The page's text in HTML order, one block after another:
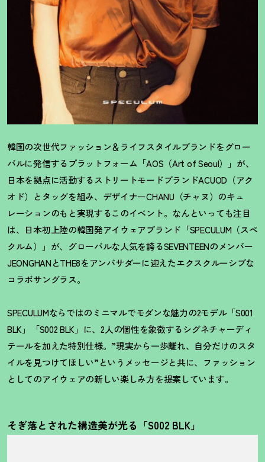
韓国の次世代ファッション＆ライフスタイルブランドをグロー
バルに発信するプラットフォーム「AOS（Art of Seoul）」が、
日本を拠点に活動するストリートモードブランドACUOD（アク
オド）とタッグを組み、デザイナーCHANU（チャヌ）のキュ
レーションのもと実現するこのイベント。なんといっても注目
は、日本初上陸の韓国発アイウェアブランド「SPECULUM（スペ
クルム）」が、グローバルな人気を誇るSEVENTEENのメンバー
JEONGHANとTHE8をアンバサダーに迎えたエクスクルーシブな
コラボサングラス。
SPECULUMならではのミニマルでモダンな魅力の2モデル「S001
BLK」「S002 BLK」に、2人の個性を象徴するシグネチャーディ
テールを加えた特別仕様。”現実から一歩離れ、自分だけのスタ
イルを見つけてほしい”というメッセージと共に、ファッション
としてのアイウェアの新しい楽しみ方を提案しています。
そぎ落とされた構造美が光る「S002 BLK」